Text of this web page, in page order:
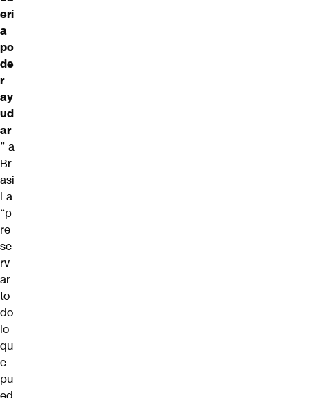
erí
a
po
de
r
ay
ud
ar
” a
Br
asi
l a
“p
re
se
rv
ar
to
do
lo
qu
e
pu